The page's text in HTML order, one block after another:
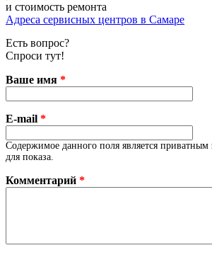
и стоимость ремонта
Адреса сервисных центров в Самаре
Есть вопрос?
Спроси тут!
Ваше имя *
E-mail *
Содержимое данного поля является приватным
для показа.
Комментарий *